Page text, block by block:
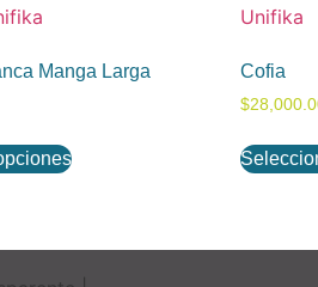
Manga Larga Cofia
$